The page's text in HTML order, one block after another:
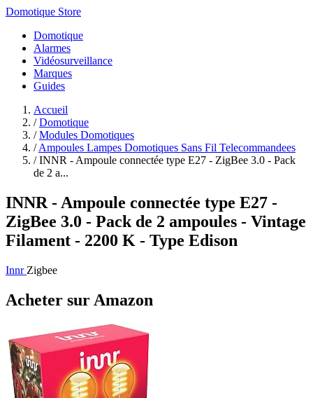
Domotique Store
Domotique
Alarmes
Vidéosurveillance
Marques
Guides
Accueil
/ Domotique
/ Modules Domotiques
/ Ampoules Lampes Domotiques Sans Fil Telecommandees
/ INNR - Ampoule connectée type E27 - ZigBee 3.0 - Pack
de 2 a...
INNR - Ampoule connectée type E27 -
ZigBee 3.0 - Pack de 2 ampoules - Vintage
Filament - 2200 K - Type Edison
Innr Zigbee
Acheter sur Amazon